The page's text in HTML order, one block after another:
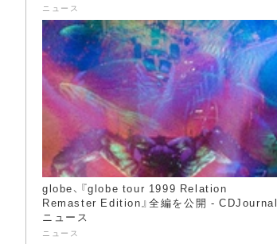
ニュース
globe、『globe tour 1999 Relation
Remaster Edition』全編を公開 - CDJournal
ニュース
ニュース